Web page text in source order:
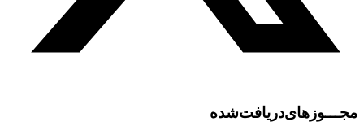
مجـــوز‌های‌دریافت‌شده